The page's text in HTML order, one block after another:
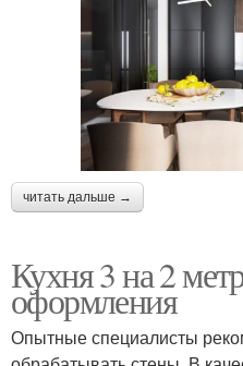
читать дальше →
Кухня 3 на 2
оформления
Опытные специалисты